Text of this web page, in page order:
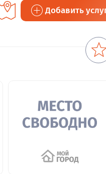
Добавить